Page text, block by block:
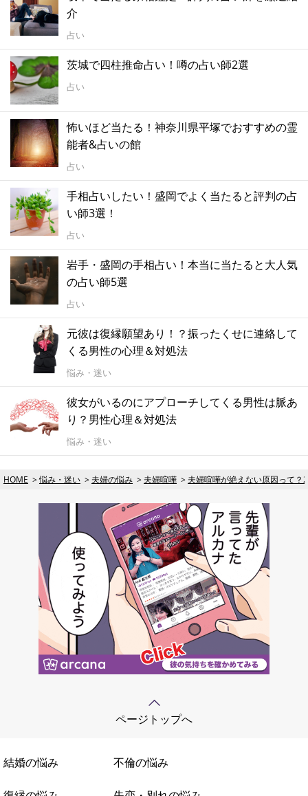
介
占い
茨城で四柱推命占い！噂の占い師2選
占い
怖いほど当たる！神奈川県平塚でおすすめの霊
能者&占いの館
占い
手相占いしたい！盛岡でよく当たると評判の占
い師3選！
占い
岩手・盛岡の手相占い！本当に当たると大人気
の占い師5選
占い
元彼は復縁願望あり！？振ったくせに連絡して
くる男性の心理＆対処法
悩み・迷い
彼女がいるのにアプローチしてくる男性は脈あ
り？男性心理＆対処法
悩み・迷い
HOME 悩み・迷い 夫婦の悩み 夫婦喧嘩 夫婦喧嘩が絶えない原因って？
ページトップへ
結婚の悩み 不倫の悩み